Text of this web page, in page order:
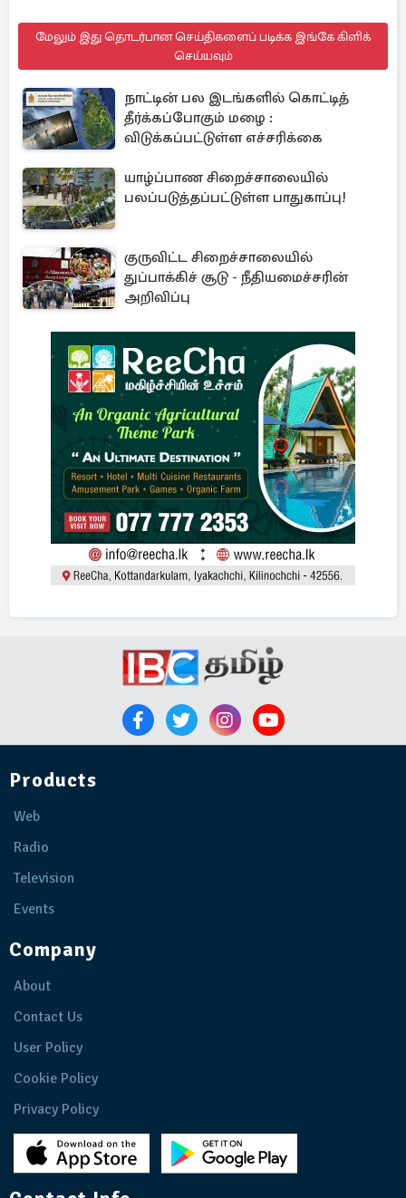
மேலும் இது தொடர்பான செய்திகளைப் படிக்க இங்கே கிளிக்
செய்யவும்
நாட்டின் பல இடங்களில் கொட்டித்
தீர்க்கப்போகும் மழை :
விடுக்கப்பட்டுள்ள எச்சரிக்கை
யாழ்ப்பாண சிறைச்சாலையில்
பலப்படுத்தப்பட்டுள்ள பாதுகாப்பு!
குருவிட்ட சிறைச்சாலையில்
துப்பாக்கிச் சூடு - நீதியமைச்சரின்
அறிவிப்பு
Products
Web
Radio
Television
Events
Company
About
Contact Us
User Policy
Cookie Policy
Privacy Policy